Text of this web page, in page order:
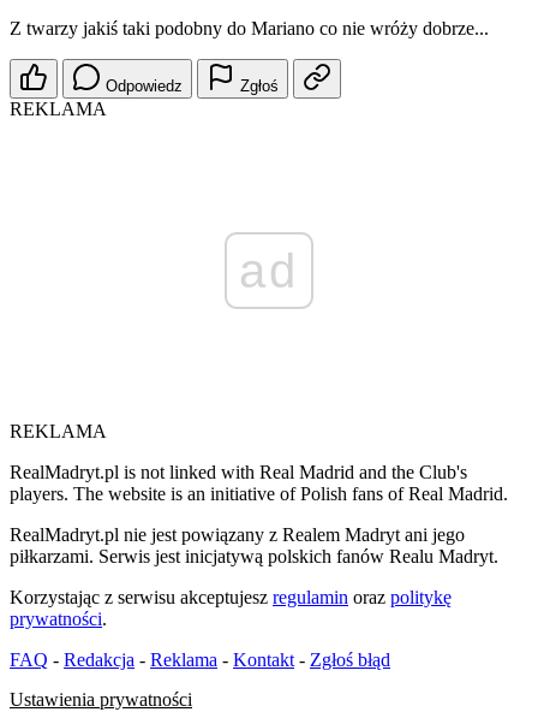
Z twarzy jakiś taki podobny do Mariano co nie wróży dobrze...
Odpowiedz Zgłoś
REKLAMA
ad
REKLAMA
RealMadryt.pl is not linked with Real Madrid and the Club's
players. The website is an initiative of Polish fans of Real Madrid.
RealMadryt.pl nie jest powiązany z Realem Madryt ani jego
piłkarzami. Serwis jest inicjatywą polskich fanów Realu Madryt.
Korzystając z serwisu akceptujesz regulamin oraz politykę
prywatności.
FAQ - Redakcja - Reklama - Kontakt - Zgłoś błąd
Ustawienia prywatności